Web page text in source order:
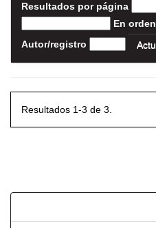
Resultados por página
En orden
Autor/registro
Resultados 1-3 de 3.